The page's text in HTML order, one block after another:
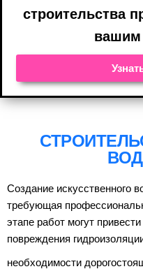
строительства
вашим
Создание искусственного
требующая
этапе работ могут
повреждения
необходимости